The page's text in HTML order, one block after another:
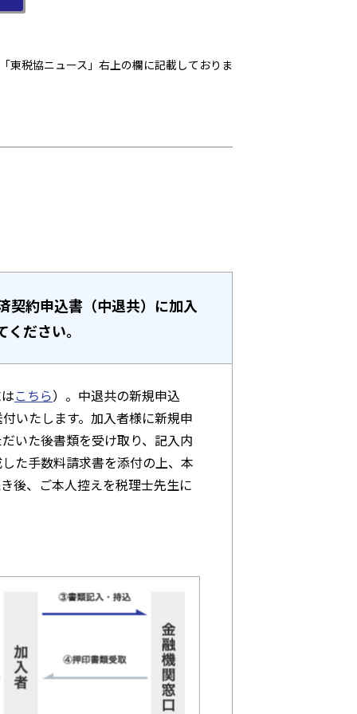
東税協ニュース」右上の欄に記載しておりま
契約申込書（中退共）に加入
ださい。
こちら）。中退共の新規申込
いたします。加入者様に新規申
いた後書類を受け取り、記入内
た手数料請求書を添付の上、本
後、ご本人控えを税理士先生に